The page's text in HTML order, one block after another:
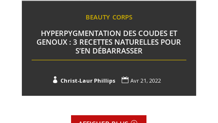
BEAUTY CORPS
HYPERPYGMENTATION DES COUDES ET
GENOUX : 3 RECETTES NATURELLES POUR
S’EN DÉBARRASSER
 Christ-Laur Phillips  Avr 21, 2022